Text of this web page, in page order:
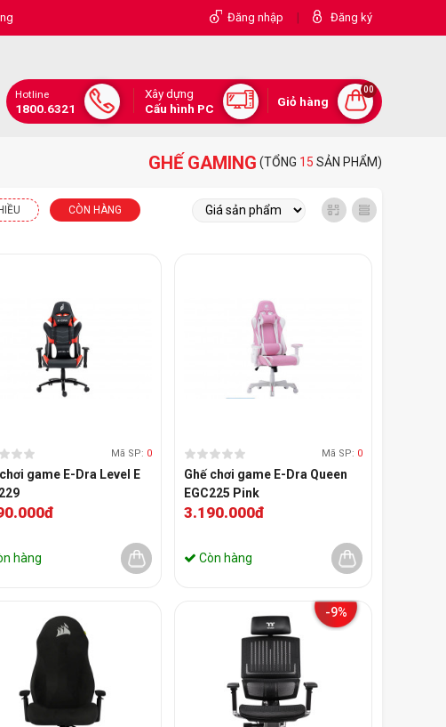
Đăng nhập | Đăng ký
Hotline
1800.6321
Xây dựng
Cấu hình PC
Giỏ hàng
00
GHẾ GAMING (TỔNG 15 SẢN PHẨM)
CÒN HÀNG
Mã SP: 0
game E-Dra Level E
hàng
Mã SP: 0
Ghế chơi game E-Dra Queen
EGC225 Pink
3.190.000đ
Còn hàng
-9%